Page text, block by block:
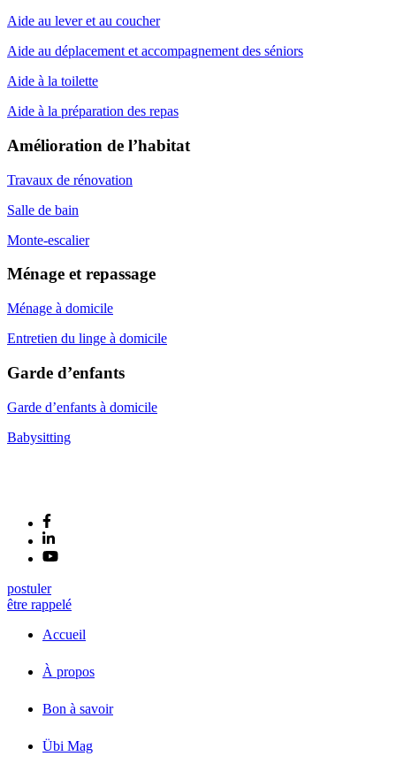
Aide au lever et au coucher
Aide au déplacement et accompagnement des séniors
Aide à la toilette
Aide à la préparation des repas
Amélioration de l’habitat
Travaux de rénovation
Salle de bain
Monte-escalier
Ménage et repassage
Ménage à domicile
Entretien du linge à domicile
Garde d’enfants
Garde d’enfants à domicile
Babysitting
postuler
être rappelé
Accueil
À propos
Bon à savoir
Übi Mag